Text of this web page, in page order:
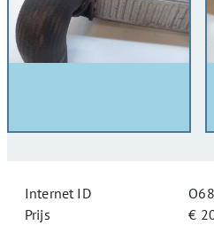
Internet ID
Prijs
€